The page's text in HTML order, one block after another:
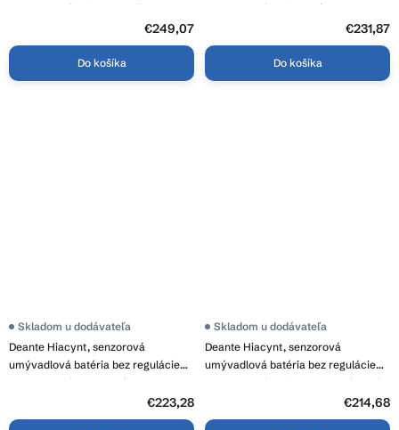
teploty, napájanie 6xAA, čierna
€249,07
Do košíka
teploty, napájanie 230 / 6V,
€231,87
Do košíka
Deante Hiacynt, senzorová
umývadlová batéria bez regulácie
teploty, napájanie 230 / 6V,
Skladom u dodávateľa
€223,28
Deante Hiacynt, senzorová
umývadlová batéria bez regulácie
teploty, napájanie 6xAA, chrómová,
Skladom u dodávateľa
€214,68